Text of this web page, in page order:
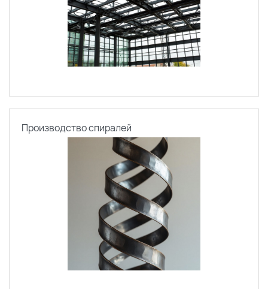
Производство спиралей